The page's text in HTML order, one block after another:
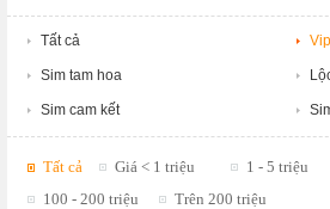
Tất cả
Sim tam hoa
Sim cam kết
Tất cả Giá < 1 triệu 1 - 5 triệu
100 - 200 triệu
Trên 200 triệu